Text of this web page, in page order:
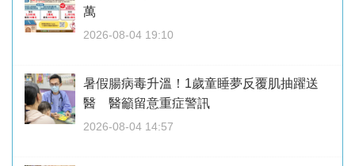
萬
2026-08-04 19:10
暑假腸病毒升溫！1歲童睡夢反覆肌抽躍送
醫 醫籲留意重症警訊
2026-08-04 14:57